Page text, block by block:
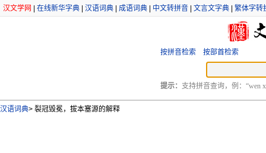
汉文学网 在线新华字典 汉语词典 成语词典 中文转拼音 文言文字典 繁体字转
按拼音检索 按部首检索
提示： 支持拼音查询，例：“wen
汉语词典> 裂冠毁冕，拔本塞源的解释